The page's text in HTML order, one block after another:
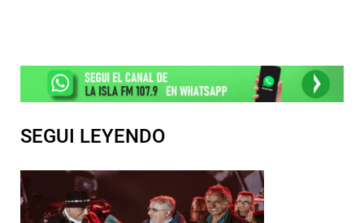
SEGUI LEYENDO